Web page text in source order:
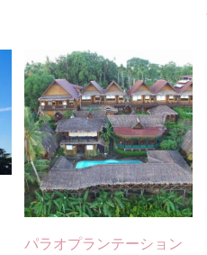
パラオプランテーション